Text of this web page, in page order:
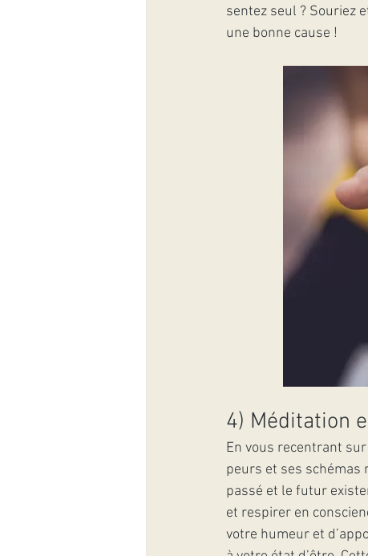
sentez seul ? Souriez
une bonne cause !
4) Méditation
En vous recentrant
peurs et ses schémas
passé et le futur
et respirer en
votre humeur et